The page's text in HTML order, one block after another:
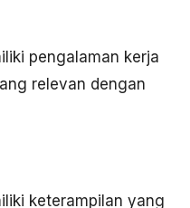
pengalaman kerja
relevan dengan
keterampilan yang